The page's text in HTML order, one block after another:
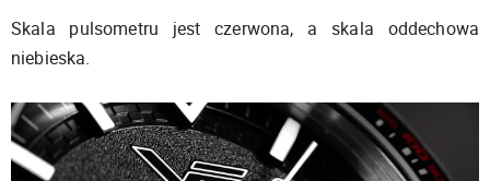
Skala pulsometru jest czerwona, a skala oddechowa
niebieska.